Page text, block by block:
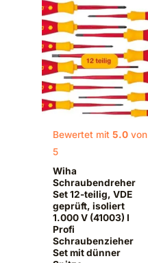
Bewertet mit5.0 von
5
Wiha
Schraubendreher
Set 12-teilig, VDE
geprüft, isoliert
1.000 V (41003) I
Profi
Schraubenzieher
Set mit dünner